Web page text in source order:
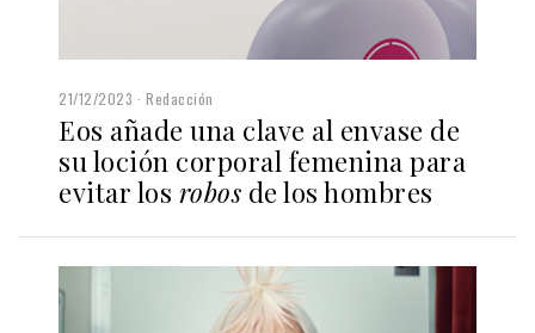
21/12/2023 Redacción
Eos añade una clave al envase de
su loción corporal femenina para
evitar los robos de los hombres